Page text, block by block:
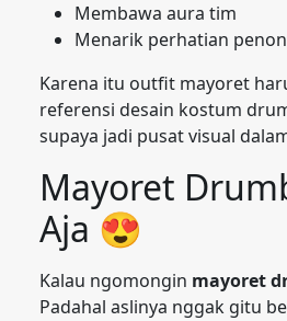
Membawa aura tim
Menarik perhatian
Karena itu outfit mayoret
referensi desain kostum
supaya jadi pusat visual
Mayoret
Aja 😍
Kalau ngomongin mayoret
Padahal aslinya nggak gitu